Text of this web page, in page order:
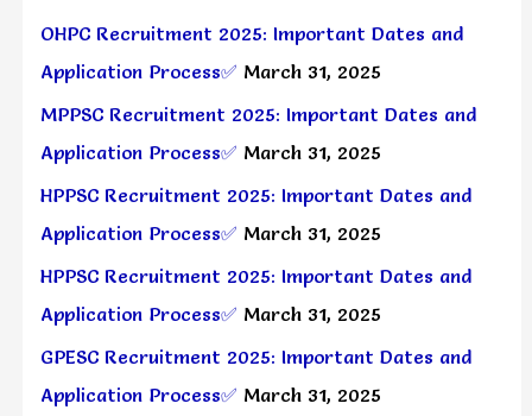
OHPC Recruitment 2025: Important Dates and
Application Process✅ March 31, 2025
MPPSC Recruitment 2025: Important Dates and
Application Process✅ March 31, 2025
HPPSC Recruitment 2025: Important Dates and
Application Process✅ March 31, 2025
HPPSC Recruitment 2025: Important Dates and
Application Process✅ March 31, 2025
GPESC Recruitment 2025: Important Dates and
Application Process✅ March 31, 2025